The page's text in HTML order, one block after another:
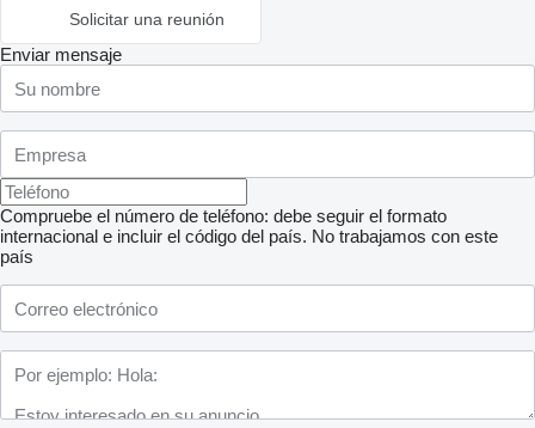
Solicitar una reunión
Enviar mensaje
Compruebe el número de teléfono: debe seguir el formato
internacional e incluir el código del país. No trabajamos con este
país